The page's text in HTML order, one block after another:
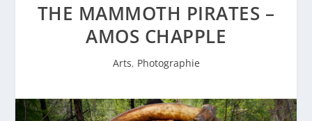
THE MAMMOTH PIRATES –
AMOS CHAPPLE
Arts, Photographie